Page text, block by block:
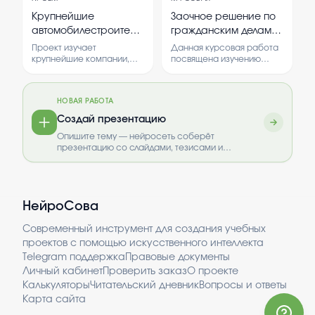
Рассматриваются
основные достижения и
вклад в развитие науки и
географии. Также
обсуждаются
Крупнейшие
автомобилестроительные
компании мира.
Проект изучает
крупнейшие компании,
автомобили, их
на рынок. В работе
рассматриваются
основные производители
и их достижения.
Заочное решение по
гражданским делам:
порядок и условия
вынесения
Данная курсовая работа
посвящена изучению
вынесения заочного
практических аспектов.
НОВАЯ РАБОТА
Создай презентацию
Опишите тему — нейросеть соберёт
презентацию со слайдами, тезисами и
НейроСова
Современный инструмент для создания учебных
проектов с помощью искусственного интеллекта
Telegram поддержка Правовые документы
Личный кабинетПроверить заказО проекте
КалькуляторыЧитательский дневникВопросы и ответы
Карта сайта